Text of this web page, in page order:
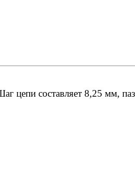
цепи составляет 8,25 мм,